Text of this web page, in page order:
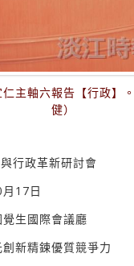
主軸六報告【行政】
健）
行政革新研討會
17日
生國際會議廳
新精鍊優質競爭力